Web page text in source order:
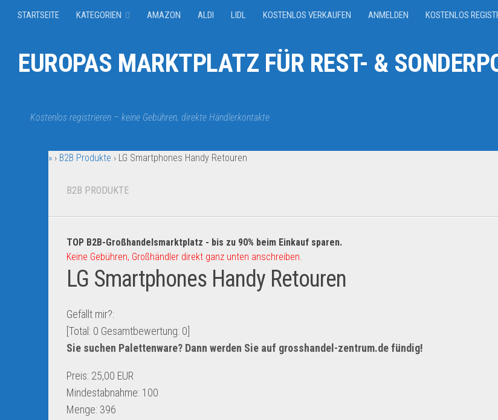
STARTSEITE KATEGORIEN AMAZON ALDI LIDL KOSTENLOS VERKAUFEN ANMELDEN KOSTENLOS
EUROPAS MARKTPLATZ FÜR REST- &
Kostenlos registrieren – keine Gebühren, direkte Händlerkontakte
» › B2B Produkte › LG Smartphones Handy Retouren
B2B PRODUKTE
TOP B2B-Großhandelsmarktplatz - bis zu 90% beim Einkauf sparen.
Keine Gebühren, Großhändler direkt ganz unten anschreiben.
LG Smartphones Handy Retouren
Gefällt mir?:
[Total: 0 Gesamtbewertung: 0
Sie suchen Palettenware? Dann werden Sie auf grosshandel-zentrum.defündig!
Preis: 25,00 EUR
Mindestabnahme: 100
Menge: 396